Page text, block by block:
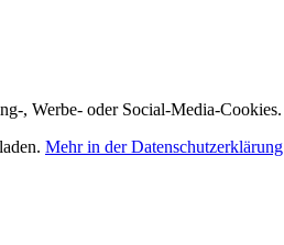
, Werbe- oder Social-Media-Cookies.
Mehr in der Datenschutzerklärung